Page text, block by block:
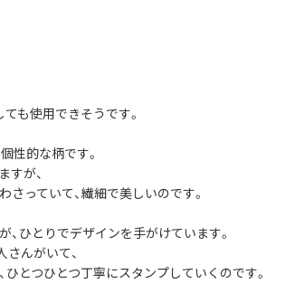
も使用できそうです。
性的な柄です。
すが、
っていて、繊細で美しいのです。
ひとりでデザインを手がけています。
んがいて、
とつひとつ丁寧にスタンプしていくのです。